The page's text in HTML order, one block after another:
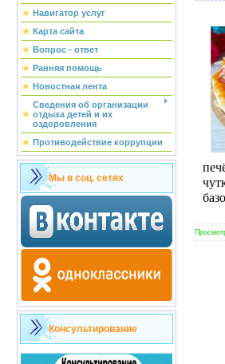
Навигатор услуг
Карта сайта
Вопрос - ответ
Ранняя помощь
Новостная лента
Сведения об организации
отдыха детей и их
оздоровления
Противодействие коррупции
Мы в соц. сетях
Консультирование